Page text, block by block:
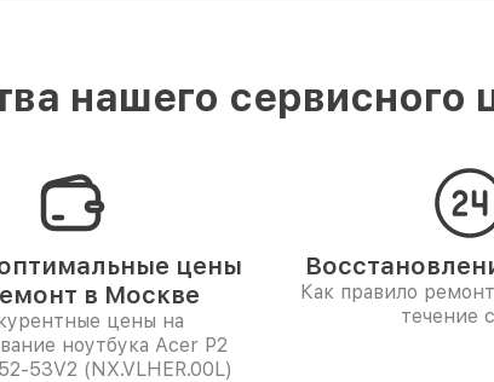
нашего сервисного
цены
в Москве
цены на
ноутбука Acer P2
53V2 (NX.VLHER.00L)
Как правило
течение